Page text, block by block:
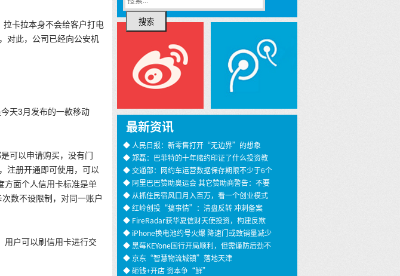
卡拉本身不会给客户打电
对此，公司已经向公安机
天3月发布的一款移动
可以申请购买，没有门
注册开通即可使用，可以
方面个人信用卡标准是单
数不设限制，对同一账户
用户可以刷信用卡进行交
搜索
最新资讯
◆ 人民日报：新零售打开“无边界”的想象
◆ 郑磊：巴菲特的十年赌约印证了什么投资教
训
◆ 交通部：网约车运营数据保存期限不少于6个
月
◆ 阿里巴巴赞助奥运会 其它赞助商警告：不要
过界
◆ 从抓住民宿风口月入百万，看一个创业模式
◆ 红岭创投“搞事情”：清盘反转 冲刺备案
◆ FireRadar获华夏信财天使投资，构建反欺
诈安全服务
◆ iPhone换电池约号火爆 降速门或致销量减少
1600万
◆ 黑莓KEYone国行开局顺利，但需谨防后劲不
足
◆ 京东“智慧物流城镇”落地天津
◆ 砸钱+开店 资本争“鲜”